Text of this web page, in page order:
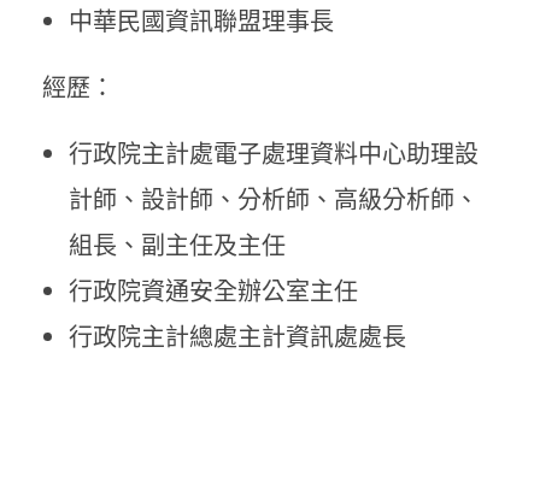
中華民國資訊聯盟理事長
經歷：
行政院主計處電子處理資料中心助理設
計師、設計師、分析師、高級分析師、
組長、副主任及主任
行政院資通安全辦公室主任
行政院主計總處主計資訊處處長